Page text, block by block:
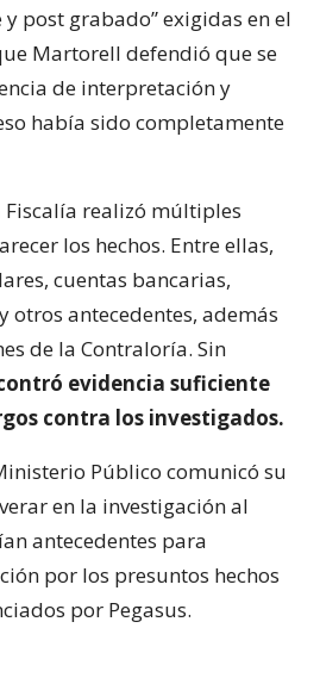
y post grabado” exigidas en el
Martorell defendió que se
de interpretación y
había sido completamente
Fiscalía realizó múltiples
los hechos. Entre ellas,
cuentas bancarias,
otros antecedentes, además
de la Contraloría. Sin
evidencia suficiente
contra los investigados.
Público comunicó su
en la investigación al
antecedentes para
por los presuntos hechos
por Pegasus.